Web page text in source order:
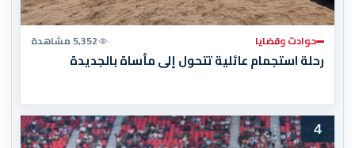
حوادث وقضايا 5,352 مشاهدة
رحلة استجمام عائلية تتحول إلى مأساة بالجديدة
4